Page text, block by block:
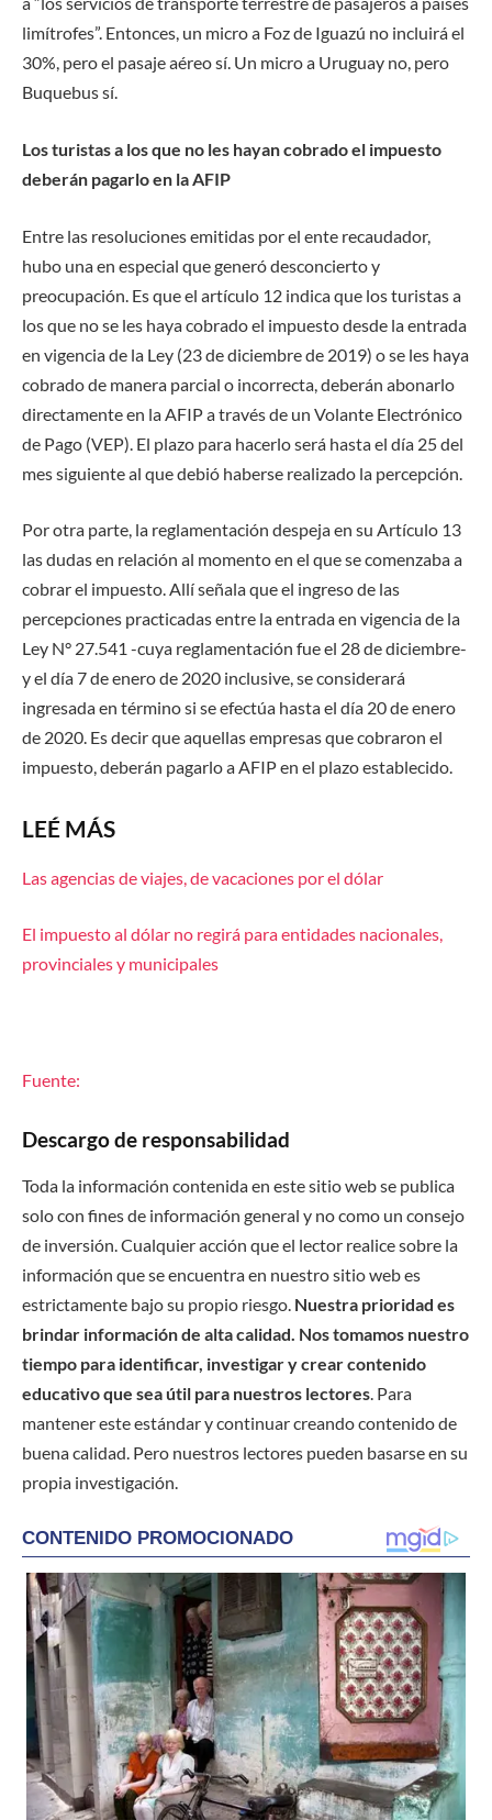
limítrofes”. Entonces, un micro a Foz de Iguazú no incluirá el
30%, pero el pasaje aéreo sí. Un micro a Uruguay no, pero
Buquebus sí.
Los turistas a los que no les hayan cobrado el impuesto
deberán pagarlo en la AFIP
Entre las resoluciones emitidas por el ente recaudador,
hubo una en especial que generó desconcierto y
preocupación. Es que el artículo 12 indica que los turistas a
los que no se les haya cobrado el impuesto desde la entrada
en vigencia de la Ley (23 de diciembre de 2019) o se les haya
cobrado de manera parcial o incorrecta, deberán abonarlo
directamente en la AFIP a través de un Volante Electrónico
de Pago (VEP). El plazo para hacerlo será hasta el día 25 del
mes siguiente al que debió haberse realizado la percepción.
Por otra parte, la reglamentación despeja en su Artículo 13
las dudas en relación al momento en el que se comenzaba a
cobrar el impuesto. Allí señala que el ingreso de las
percepciones practicadas entre la entrada en vigencia de la
Ley N° 27.541 -cuya reglamentación fue el 28 de diciembre-
y el día 7 de enero de 2020 inclusive, se considerará
ingresada en término si se efectúa hasta el día 20 de enero
de 2020. Es decir que aquellas empresas que cobraron el
impuesto, deberán pagarlo a AFIP en el plazo establecido.
LEÉ MÁS
Las agencias de viajes, de vacaciones por el dólar
El impuesto al dólar no regirá para entidades nacionales,
provinciales y municipales
Fuente:
Descargo de responsabilidad
Toda la información contenida en este sitio web se publica
solo con fines de información general y no como un consejo
de inversión. Cualquier acción que el lector realice sobre la
información que se encuentra en nuestro sitio web es
estrictamente bajo su propio riesgo. Nuestra prioridad es
brindar información de alta calidad. Nos tomamos nuestro
tiempo para identificar, investigar y crear contenido
educativo que sea útil para nuestros lectores. Para
mantener este estándar y continuar creando contenido de
buena calidad. Pero nuestros lectores pueden basarse en su
propia investigación.